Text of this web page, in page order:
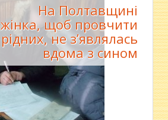
На Полтавщині
жінка, щоб провчити
рідних, не з’являлась
вдома з сином